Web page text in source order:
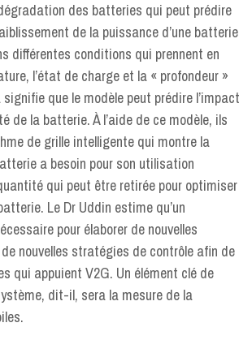
des batteries qui peut prédire
de la puissance d’une batterie
différentes conditions qui prennent en
l’état de charge et la « profondeur »
que le modèle peut prédire l’impact
de la batterie. À l’aide de ce modèle, ils
de grille intelligente qui montre la
a besoin pour son utilisation
qui peut être retirée pour optimiser
Le Dr Uddin estime qu’un
pour élaborer de nouvelles
nouvelles stratégies de contrôle afin de
qui appuient V2G. Un élément clé de
dit-il, sera la mesure de la